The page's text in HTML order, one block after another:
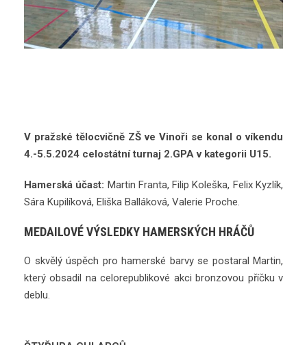
V pražské tělocvičně ZŠ ve Vinoři se konal o víkendu
4.-5.5.2024 celostátní turnaj 2.GPA v kategorii U15.
Hamerská účast: Martin Franta, Filip Koleška, Felix Kyzlík,
Sára Kupilíková, Eliška Balláková, Valerie Proche.
MEDAILOVÉ VÝSLEDKY HAMERSKÝCH HRÁČŮ
O skvělý úspěch pro hamerské barvy se postaral Martin,
který obsadil na celorepublikové akci bronzovou příčku v
deblu.